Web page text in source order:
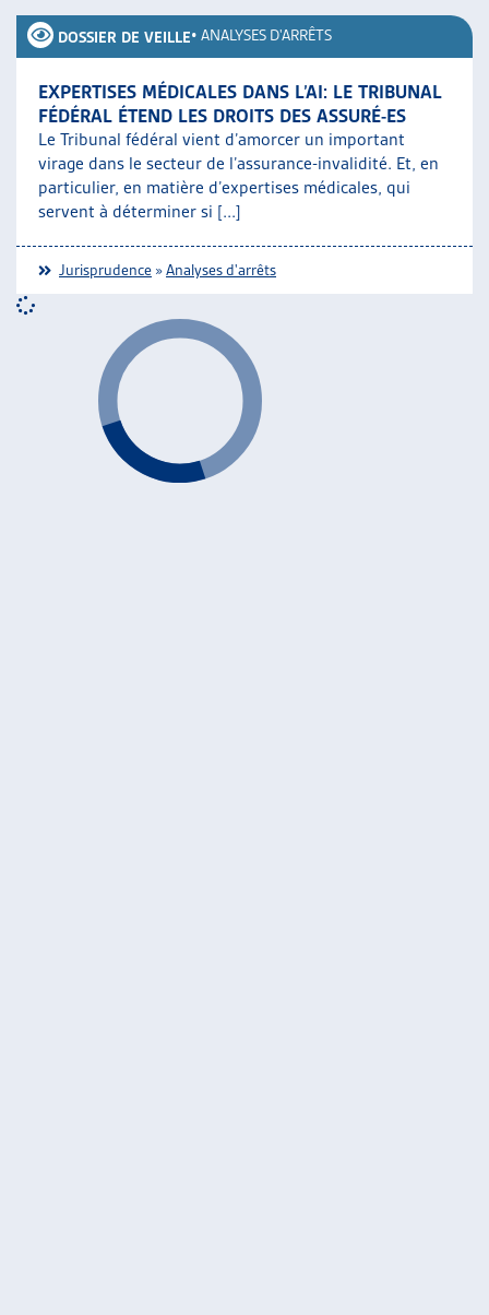
DOSSIER DE VEILLE• ANALYSES D'ARRÊTS
EXPERTISES MÉDICALES DANS L’AI: LE TRIBUNAL
FÉDÉRAL ÉTEND LES DROITS DES ASSURÉ-ES
Le Tribunal fédéral vient d’amorcer un important
virage dans le secteur de l’assurance-invalidité. Et, en
particulier, en matière d’expertises médicales, qui
servent à déterminer si [...]
Jurisprudence »Analyses d'arrêts